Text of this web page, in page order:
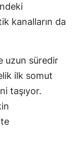
kanalların da
uzun süredir
ilk somut
taşıyor.